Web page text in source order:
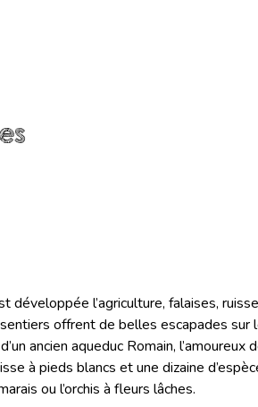
l’agriculture, falaises,
offrent de belles escapades
ancien aqueduc Romain, l’amoureux
à pieds blancs et une dizaine
ou l’orchis à fleurs lâches.